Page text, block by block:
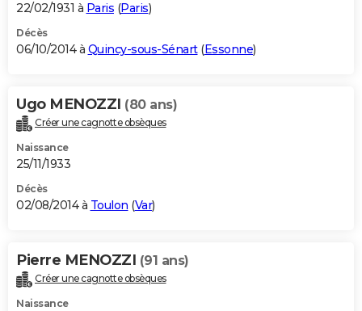
22/02/1931 à Paris (Paris)
Décès
06/10/2014 à Quincy-sous-Sénart(Essonne)
Ugo MENOZZI (80 ans)
Créer une cagnotte obsèques
Naissance
25/11/1933
Décès
02/08/2014 à Toulon (Var)
Pierre MENOZZI (91 ans)
Créer une cagnotte obsèques
Naissance